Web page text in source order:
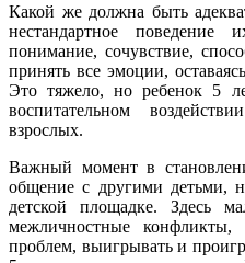
Какой же должна быть
нестандартное поведение
понимание, сочувствие,
принять все эмоции,
Это тяжело, но ребенок 5
воспитательном
взрослых.
Важный момент в
общение с другими детьми,
детской площадке. Здесь
межличностные
проблем, выигрывать и